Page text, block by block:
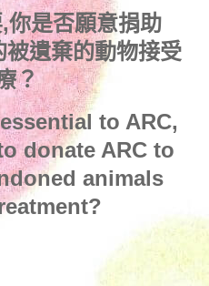
你是否願意捐助
遺棄的動物接受
？
to ARC,
donate ARC to
animals